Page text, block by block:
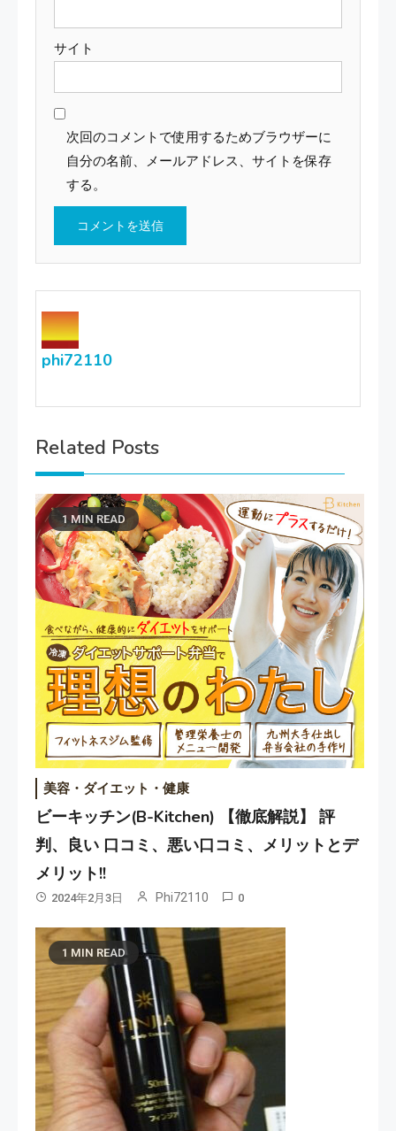
サイト
次回のコメントで使用するためブラウザーに
自分の名前、メールアドレス、サイトを保存
する。
phi72110
Related Posts
1 MIN READ
美容・ダイエット・健康
ビーキッチン(B-Kitchen) 【徹底解説】 評
判、良い 口コミ、悪い口コミ、メリットとデ
メリット!!
2024年2月3日 Phi72110 0
1 MIN READ